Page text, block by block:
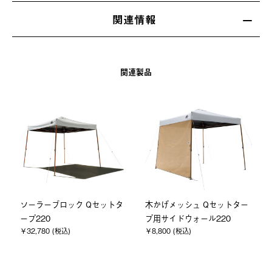
関連情報
関連製品
ソーラーブロック Qセットタ
ープ220
￥32,780 (税込)
木かげメッシュ Qセットター
プ用サイドウォール220
￥8,800 (税込)